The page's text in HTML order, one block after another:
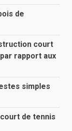
de
court
rapport aux
simples
de tennis